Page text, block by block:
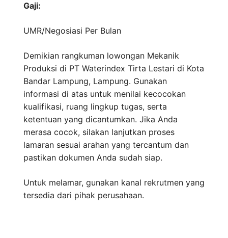
Gaji:
UMR/Negosiasi Per Bulan
Demikian rangkuman lowongan Mekanik
Produksi di PT Waterindex Tirta Lestari di Kota
Bandar Lampung, Lampung. Gunakan
informasi di atas untuk menilai kecocokan
kualifikasi, ruang lingkup tugas, serta
ketentuan yang dicantumkan. Jika Anda
merasa cocok, silakan lanjutkan proses
lamaran sesuai arahan yang tercantum dan
pastikan dokumen Anda sudah siap.
Untuk melamar, gunakan kanal rekrutmen yang
tersedia dari pihak perusahaan.